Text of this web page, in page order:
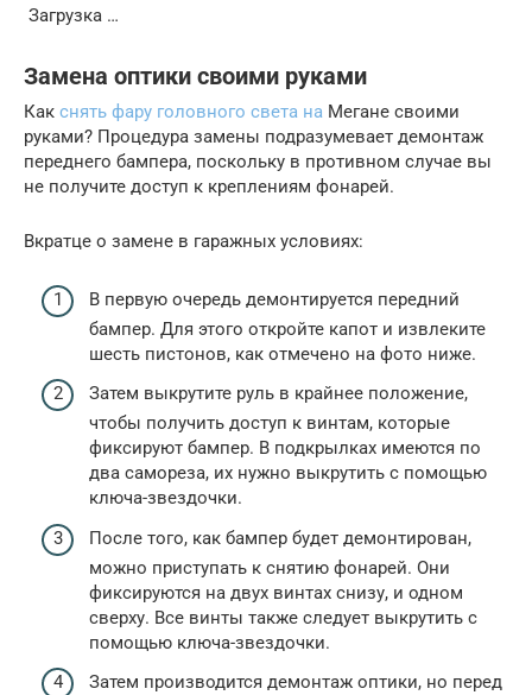
Загрузка …
Замена оптики своими руками
Как снять фару головного света на Мегане своими
руками? Процедура замены подразумевает демонтаж
переднего бампера, поскольку в противном случае вы
не получите доступ к креплениям фонарей.
Вкратце о замене в гаражных условиях:
В первую очередь демонтируется передний
бампер. Для этого откройте капот и извлеките
шесть пистонов, как отмечено на фото ниже.
Затем выкрутите руль в крайнее положение,
чтобы получить доступ к винтам, которые
фиксируют бампер. В подкрылках имеются по
два самореза, их нужно выкрутить с помощью
ключа-звездочки.
После того, как бампер будет демонтирован,
можно приступать к снятию фонарей. Они
фиксируются на двух винтах снизу, и одном
сверху. Все винты также следует выкрутить с
помощью ключа-звездочки.
Затем производится демонтаж оптики, но перед